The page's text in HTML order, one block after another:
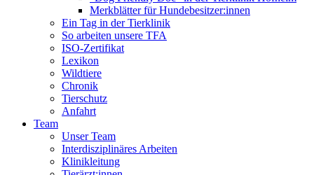
Merkblätter für Hundebesitzer:innen
Ein Tag in der Tierklinik
So arbeiten unsere TFA
ISO-Zertifikat
Lexikon
Wildtiere
Chronik
Tierschutz
Anfahrt
Team
Unser Team
Interdisziplinäres Arbeiten
Klinikleitung